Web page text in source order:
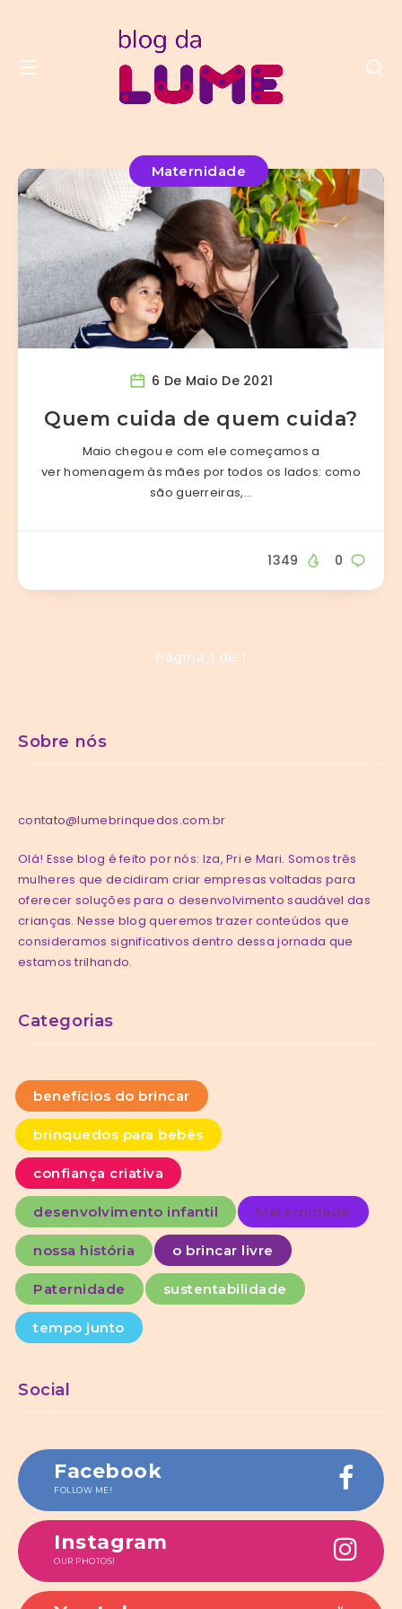
Maternidade
6 De Maio De 2021
Quem cuida de quem cuida?
Maio chegou e com ele começamos a
ver homenagem às mães por todos os lados: como
são guerreiras,…
0
1349
Página 1 de 1
Sobre nós
contato@lumebrinquedos.com.br
Olá! Esse blog é feito por nós: Iza, Pri e Mari. Somos três
mulheres que decidiram criar empresas voltadas para
oferecer soluções para o desenvolvimento saudável das
crianças. Nesse blog queremos trazer conteúdos que
consideramos significativos dentro dessa jornada que
estamos trilhando.
Categorias
benefícios do brincar
brinquedos para bebês
confiança criativa
desenvolvimento infantil Maternidade
nossa história o brincar livre
Paternidade sustentabilidade
tempo junto
Social
Facebook
FOLLOW ME!
Instagram
OUR PHOTOS!